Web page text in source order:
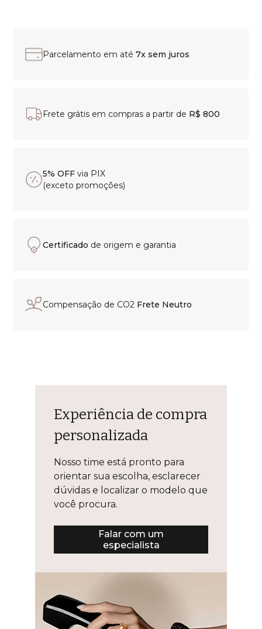
Parcelamento em até 7x sem juros
Frete grátis em compras a partir de R$ 800
5% OFF via PIX
(exceto promoções)
Certificado de origem e garantia
Compensação de CO2 Frete Neutro
Experiência de compra
personalizada
Nosso time está pronto para
orientar sua escolha, esclarecer
dúvidas e localizar o modelo que
você procura.
Falar com um
especialista